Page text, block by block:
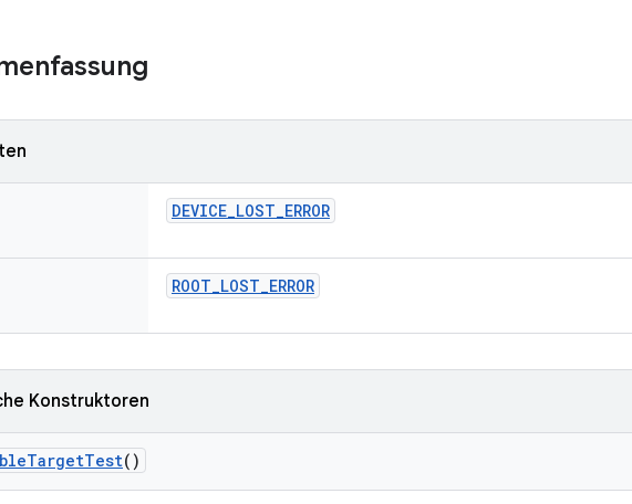
DEVICE_LOST_ERROR
ROOT_LOST_ERROR
Konstruktoren
TargetTest()